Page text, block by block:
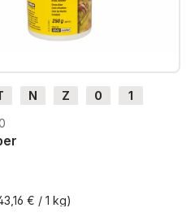
N Z 0
1
€ / 1 kg)